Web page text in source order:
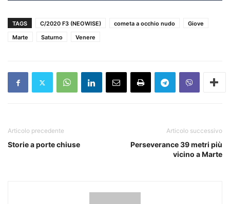
TAGS C/2020 F3 (NEOWISE) cometa a occhio nudo
Giove
Marte
Saturno Venere
Articolo precedente
Storie a porte chiuse
Articolo successivo
Perseverance 39 metri più
vicino a Marte